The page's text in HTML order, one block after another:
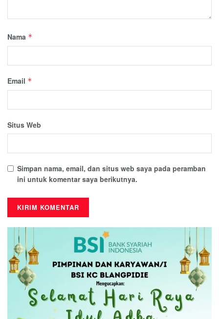
Nama *
Email *
Situs Web
Simpan nama, email, dan situs web saya pada peramban
ini untuk komentar saya berikutnya.